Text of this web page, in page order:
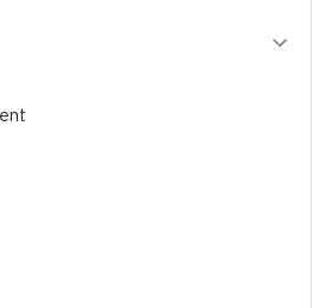
à Paris
à Bordeaux
à Toulouse
à Reims